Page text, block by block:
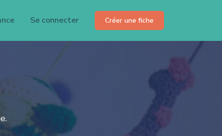
Se connecter Créer une fiche